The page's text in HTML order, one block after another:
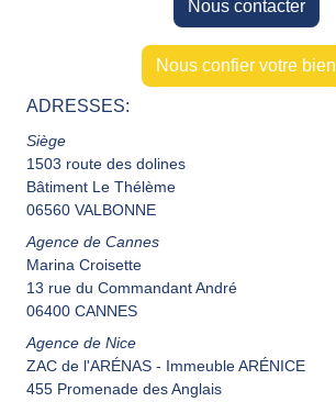
Nous contacter
Nous confier votre bien
ADRESSES:
Siège
1503 route des dolines
Bâtiment Le Thélème
06560 VALBONNE
Agence de Cannes
Marina Croisette
13 rue du Commandant André
06400 CANNES
Agence de Nice
ZAC de l'ARÉNAS - Immeuble ARÉNICE
455 Promenade des Anglais